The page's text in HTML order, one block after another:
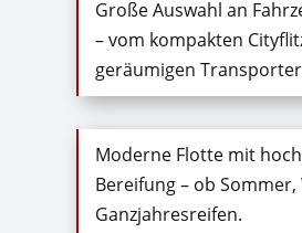
Große Auswahl an
– vom kompakten
geräumigen
Moderne Flotte mit
Bereifung – ob
Ganzjahresreifen.